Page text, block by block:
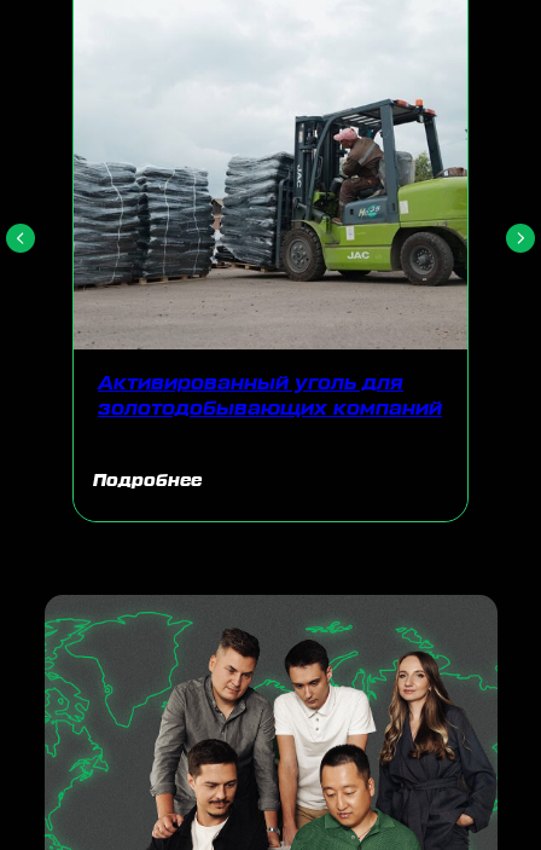
Активированный уголь для
золотодобывающих компаний
Подробнее